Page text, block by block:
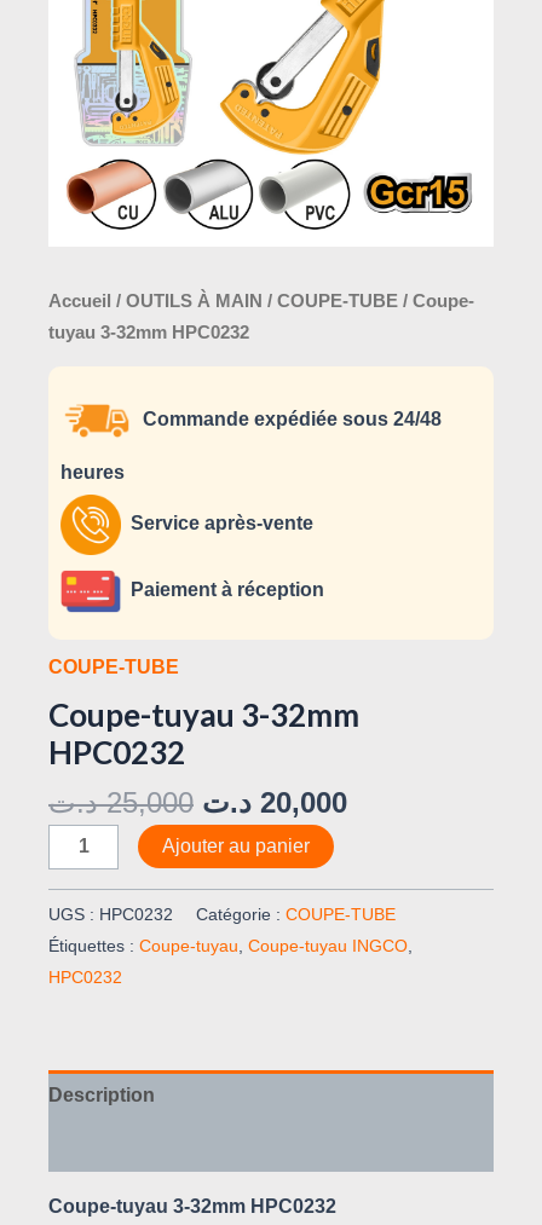
Accueil / OUTILS À MAIN / COUPE-TUBE / Coupe-
tuyau 3-32mm HPC0232
Commande expédiée sous 24/48
heures
Service après-vente
Paiement à réception
COUPE-TUBE
Coupe-tuyau 3-32mm
HPC0232
25,000 د.ت 20,000 د.ت
HPC0232
Ajouter au panier
UGS : HPC0232 Catégorie : COUPE-TUBE
Étiquettes : Coupe-tuyau, Coupe-tuyau INGCO,
HPC0232
Description
Coupe-tuyau 3-32mm HPC0232